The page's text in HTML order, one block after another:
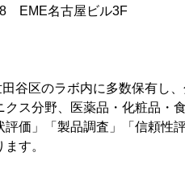
8 EME名古屋ビル3F
谷区のラボ内に多数保有し
ス分野、医薬品・化粧品・
価」「製品調査」「信頼性
す。